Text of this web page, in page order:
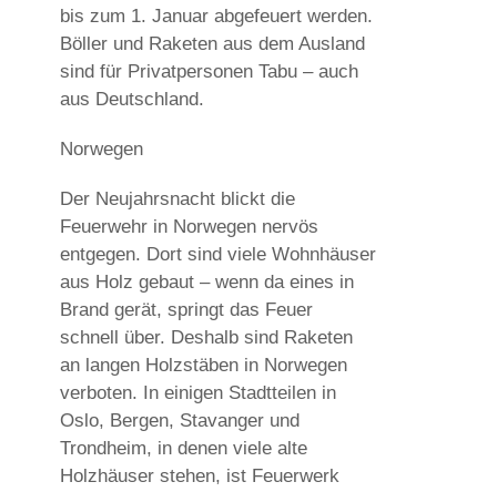
bis zum 1. Januar abgefeuert werden.
Böller und Raketen aus dem Ausland
sind für Privatpersonen Tabu – auch
aus Deutschland.
Norwegen
Der Neujahrsnacht blickt die
Feuerwehr in Norwegen nervös
entgegen. Dort sind viele Wohnhäuser
aus Holz gebaut – wenn da eines in
Brand gerät, springt das Feuer
schnell über. Deshalb sind Raketen
an langen Holzstäben in Norwegen
verboten. In einigen Stadtteilen in
Oslo, Bergen, Stavanger und
Trondheim, in denen viele alte
Holzhäuser stehen, ist Feuerwerk